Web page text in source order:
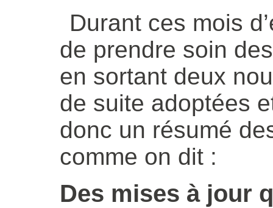
Durant ces mois
de prendre soin
en sortant deux
de suite adoptées
donc un résumé
comme on dit :
Des mises à jour